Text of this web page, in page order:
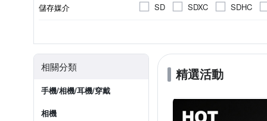
儲存媒介 SD SDXC SDHC
相關分類
手機/相機/耳機/穿戴
相機
精選活動